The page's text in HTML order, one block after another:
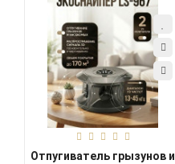
Отпугиватель грызунов и